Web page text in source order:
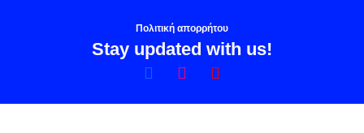
Πολιτική απορρήτου
Stay updated with us!